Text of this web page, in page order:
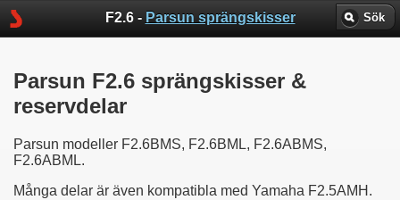
F2.6 - Parsun sprängskisser Sök
Parsun F2.6 sprängskisser &
reservdelar
Parsun modeller F2.6BMS, F2.6BML, F2.6ABMS,
F2.6ABML.
Många delar är även kompatibla med Yamaha F2.5AMH.